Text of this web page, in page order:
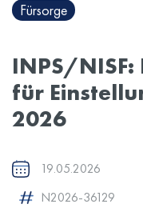
Fürsorge
INPS/
für
2026
19.05.2026
N2026-36129